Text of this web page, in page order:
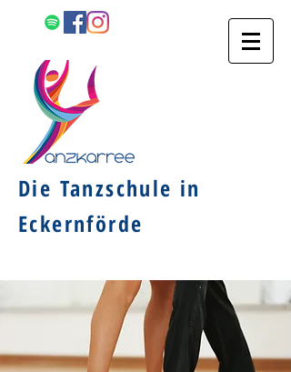
Die Tanzschule in
Eckernförde